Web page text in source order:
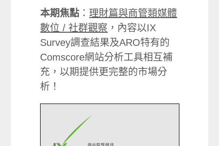
本期焦點 ：理財篇與商管類媒體
數位 / 社群觀察 ，內容以IX
Survey調查結果及ARO特有的
Comscore網站分析工具相互補
充，以期提供更完整的市場分
析！